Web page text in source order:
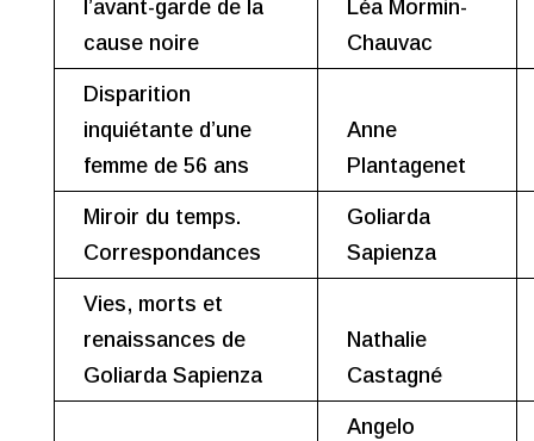
l’avant-garde de la
cause noire
Léa Mormin-
Chauvac
Disparition
inquiétante d’une
femme de 56 ans
Anne
Plantagenet
Miroir du temps.
Correspondances
Goliarda
Sapienza
Vies, morts et
renaissances de
Goliarda Sapienza
Nathalie
Castagné
Angelo